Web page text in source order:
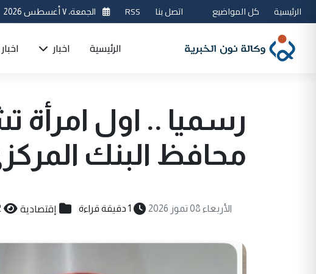
الرئيسية كل المواضيع اتصل بنا RSS الجمعة، ٧ أغسطس 2026
الرئيسية اخبار
رسميا .. اول
محافظ البنك
الأربعاء 08 تموز 2026 1 دقيقة قراءة إقتصادية